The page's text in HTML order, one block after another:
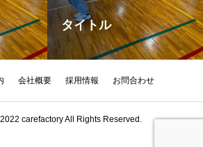
タイトル
会社概要 採用情報 お問合わせ
carefactory All Rights Reserved.